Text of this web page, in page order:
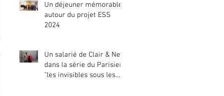
Un déjeuner mémorable
autour du projet ESS
2024
Un salarié de Clair & Net
dans la série du Parisien
"les invisibles sous les